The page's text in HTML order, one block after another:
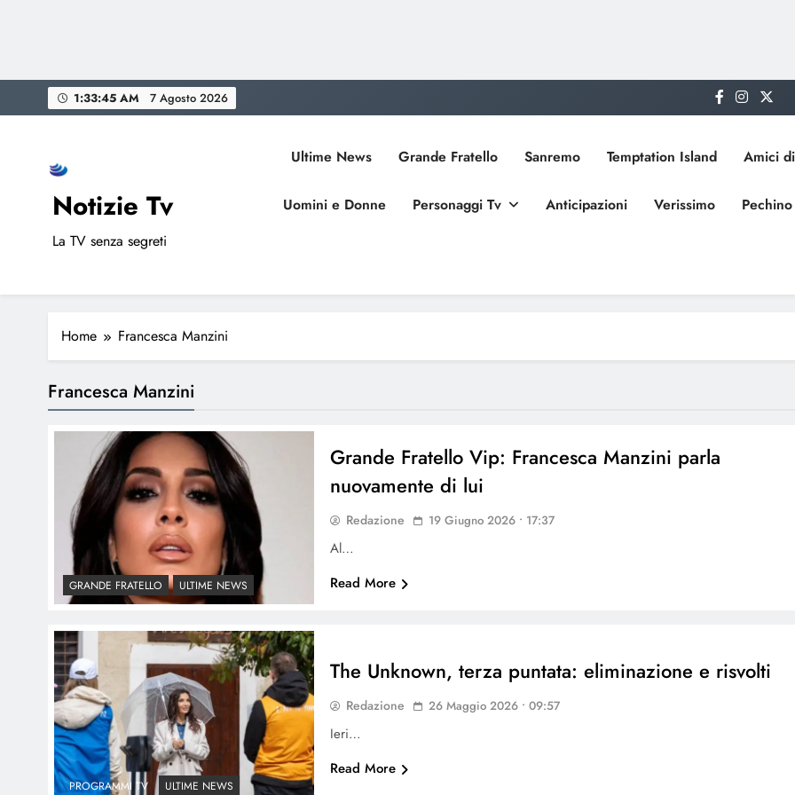
to
1:33:46 AM 7 Agosto 2026
Notizie Tv
La TV senza segreti
Ultime News Grande Fratello Sanremo Temptation Island Amici
Uomini e Donne Personaggi Tv Anticipazioni Verissimo
Home Francesca Manzini
Francesca Manzini
GRANDE FRATELLO ULTIME NEWS
Grande Fratello Vip: Francesca Manzini parla
nuovamente di lui
Redazione 19 Giugno 2026 • 17:37
Al…
Read More
PROGRAMMI TV ULTIME NEWS
The Unknown, terza puntata: eliminazione e risvolti
Redazione 26 Maggio 2026 • 09:57
Ieri…
Read More